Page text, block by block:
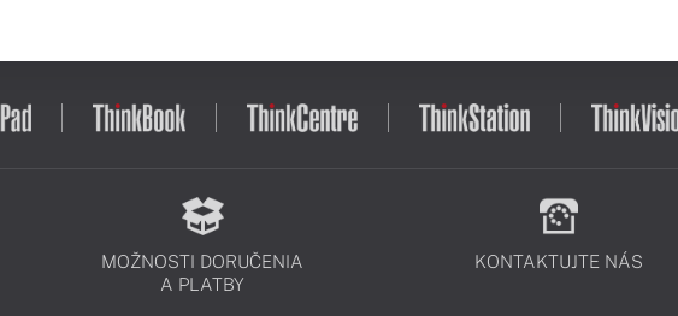
MOŽNOSTI DORUČENIA
A PLATBY
KONTAKTUJTE NÁS